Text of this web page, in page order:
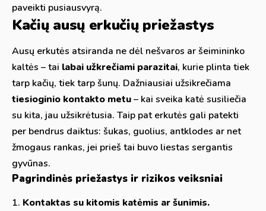
paveikti pusiausvyrą.
Kačių ausų erkučių priežastys
Ausų erkutės atsiranda ne dėl nešvaros ar šeimininko
kaltės – tai labai užkrečiami parazitai, kurie plinta tiek
tarp kačių, tiek tarp šunų. Dažniausiai užsikrečiama
tiesioginio kontakto metu– kai sveika katė susiliečia
su kita, jau užsikrėtusia. Taip pat erkutės gali patekti
per bendrus daiktus: šukas, guolius, antklodes ar net
žmogaus rankas, jei prieš tai buvo liestas sergantis
gyvūnas.
Pagrindinės priežastys ir rizikos veiksniai
Kontaktas su kitomis katėmis ar šunimis.